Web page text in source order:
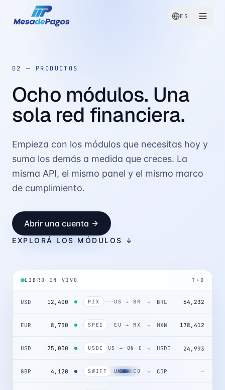
ES
02 — PRODUCTOS
Ocho módulos. Una
sola red financiera.
Empieza con los módulos que necesitas hoy y
suma los demás a medida que creces. La
misma API, el mismo panel y el mismo marco
de cumplimiento.
Abrir una cuenta
EXPLORÁ LOS MÓDULOS ↓
LIBRO EN VIVO T+0
USD 12,400 PIX US → BR → BRL 64,232
EUR 8,750 SPEI EU → MX → MXN 178,412
USD 25,000 USDC US → ON-CHAIN
→ USDC 24,993
GBP 4,120 SWIFT UK → CO → COP 21,044,800